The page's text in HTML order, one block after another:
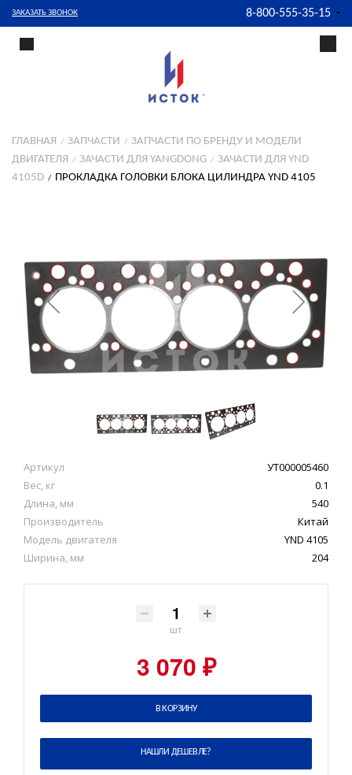
ЗАКАЗАТЬ ЗВОНОК 8-800-555-35-15
ГЛАВНАЯ ЗАПЧАСТИ
ЗАПЧАСТИ ПО БРЕНДУ И МОДЕЛИ
ДВИГАТЕЛЯ
ЗАЧАСТИ ДЛЯ YANGDONG
ЗАЧАСТИ ДЛЯ YND
4105D
ПРОКЛАДКА ГОЛОВКИ БЛОКА ЦИЛИНДРА YND 4105
Артикул
УТ000005460
Вес, кг
0.1
Длина, мм
540
Производитель
Китай
Модель двигателя
YND 4105
Ширина, мм
204
шт
3 070 ₽
В КОРЗИНУ
НАШЛИ ДЕШЕВЛЕ?